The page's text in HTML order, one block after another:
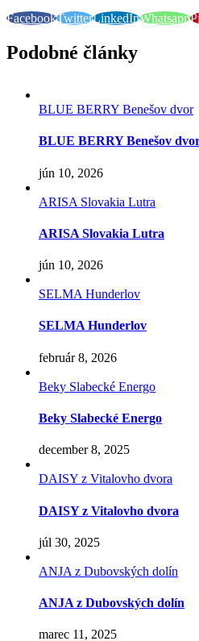
FacebookTwitterLinkedInWhatsapp
Podobné články
BLUE BERRY Benešov dvor
BLUE BERRY Benešov
jún 10, 2026
ARISA Slovakia Lutra
ARISA Slovakia Lutra
jún 10, 2026
SELMA Hunderlov
SELMA Hunderlov
február 8, 2026
Beky Slabecké Energo
Beky Slabecké Energo
december 8, 2025
DAISY z Vitalovho dvora
DAISY z Vitalovho dvora
júl 30, 2025
ANJA z Dubovských dolín
ANJA z Dubovských dolín
marec 11, 2025